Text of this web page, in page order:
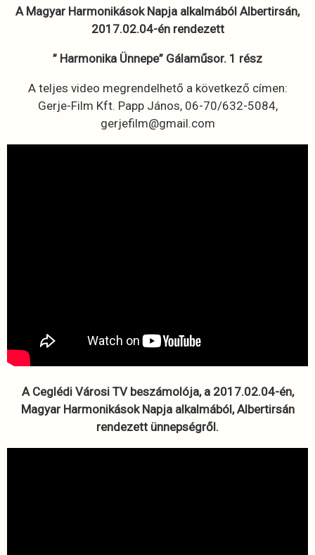
A Magyar Harmonikások Napja alkalmából Albertirsán,
2017.02.04-én rendezett
” Harmonika Ünnepe” Gálaműsor. 1 rész
A teljes video megrendelhető a következő címen:
Gerje-Film Kft. Papp János, 06-70/632-5084,
gerjefilm@gmail.com
A Ceglédi Városi TV beszámolója, a 2017.02.04-én,
Magyar Harmonikások Napja alkalmából, Albertirsán
rendezett ünnepségről.